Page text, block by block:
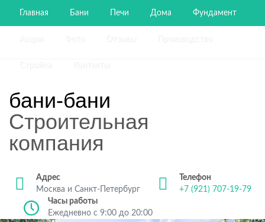
Главная Бани Печи Дома Фундамент
бани-бани
Строительная
компания
Адрес
Москва и Санкт-Петербург
Телефон
+7 (921) 707-19-79
Часы работы
Ежедневно с 9:00 до 20:00